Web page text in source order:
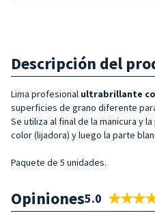
Descripción del
Lima profesional ultrabrillante
superficies de grano diferente
Se utiliza al final de la manicura y
color (lijadora) y luego la parte
Paquete de 5 unidades.
Opiniones5.0